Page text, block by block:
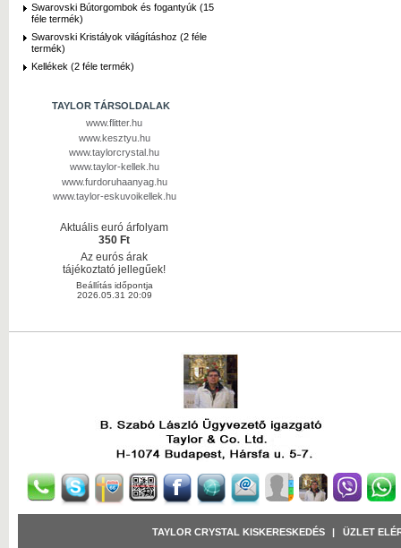
Swarovski Bútorgombok és fogantyúk (15
féle termék)
Swarovski Kristályok világításhoz (2 féle
termék)
Kellékek (2 féle termék)
TAYLOR TÁRSOLDALAK
www.flitter.hu
www.kesztyu.hu
www.taylorcrystal.hu
www.taylor-kellek.hu
www.furdoruhaanyag.hu
www.taylor-eskuvoikellek.hu
Aktuális euró árfolyam
350 Ft
Az eurós árak
tájékoztató jellegűek!
Beállítás időpontja
2026.05.31 20:09
TAYLOR CRYSTAL KISKERESKEDÉS ÜZLET